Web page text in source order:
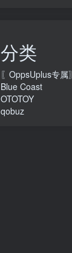
分类
〖OppsUplus专属〗
Blue Coast
OTOTOY
qobuz